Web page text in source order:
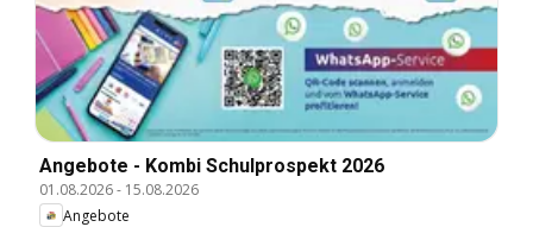
Angebote - Kombi Schulprospekt 2026
01.08.2026- 15.08.2026
Angebote